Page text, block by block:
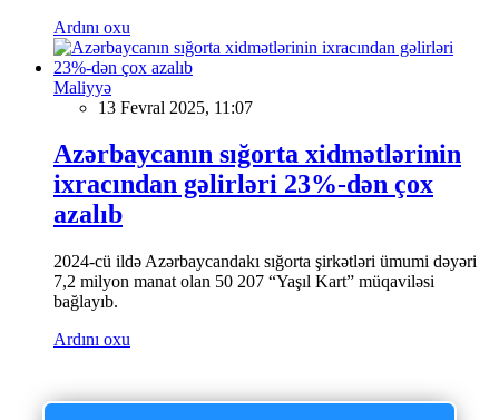
Ardını oxu
Maliyyə
13 Fevral 2025, 11:07
Azərbaycanın sığorta xidmətlərinin
ixracından gəlirləri 23%-dən çox
azalıb
2024-cü ildə Azərbaycandakı sığorta şirkətləri ümumi dəyəri
7,2 milyon manat olan 50 207 “Yaşıl Kart” müqaviləsi
bağlayıb.
Ardını oxu